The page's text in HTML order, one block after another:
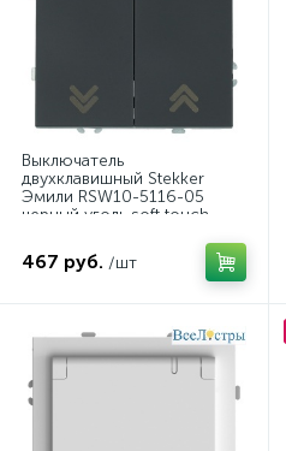
Выключатель
двухклавишный Stekker
Эмили RSW10-5116-05
черный уголь soft touch
467 руб. /шт